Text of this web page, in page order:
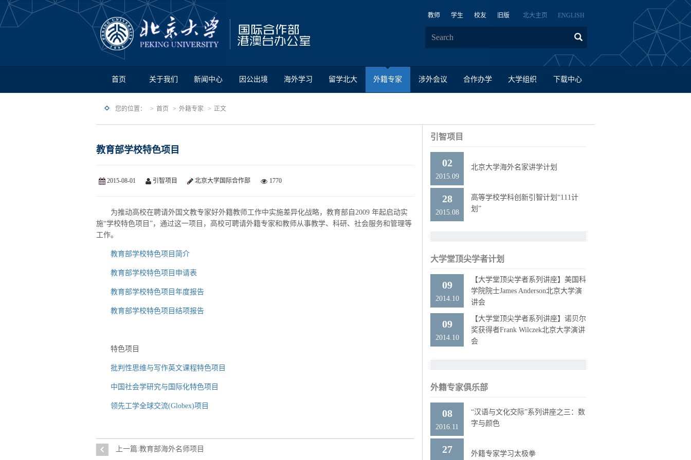
教师 学生 校友 旧版 北大主页 ENGLISH
首页 关于我们 新闻中心 因公出境 海外学习 留学北大 外籍专家 涉外会议 合作办学 大学组织 下载中心
您的位置： 首页 外籍专家 正文
教育部学校特色项目
2015-08-01 引智项目 北京大学国际合作部 1770
为推动高校在聘请外国文教专家好外籍教师工作中实施差异化战略，教育部自2009 年起启动实
施“学校特色项目”，通过这一项目，高校可聘请外籍专家和教师从事教学、科研、 社会服务和管理等
工作。
教育部学校特色项目简介
教育部学校特色项目申请表
教育部学校特色项目年度报告
教育部学校特色项目结项报告
特色项目
批判性思维与写作英文课程特色项目
中国社会学研究与国际化特色项目
领先工学全球交流(Globex)项目
上一篇:教育部海外名师项目
引智项目
02
2015.09
北京大学海外名家讲学计划
28
2015.08
高等学校学科创新引智计划“111计
划”
大学堂顶尖学者计划
09
2014.10
【大学堂顶尖学者系列讲座】美国科
学院院士James Anderson北京大学演
讲会
09
2014.10
【大学堂顶尖学者系列讲座】诺贝尔
奖获得者Frank Wilczek北京大学演讲
会
外籍专家俱乐部
08
2016.11
“汉语与文化交际”系列讲座之三：数
字与颜色
27 外籍专家学习太极拳